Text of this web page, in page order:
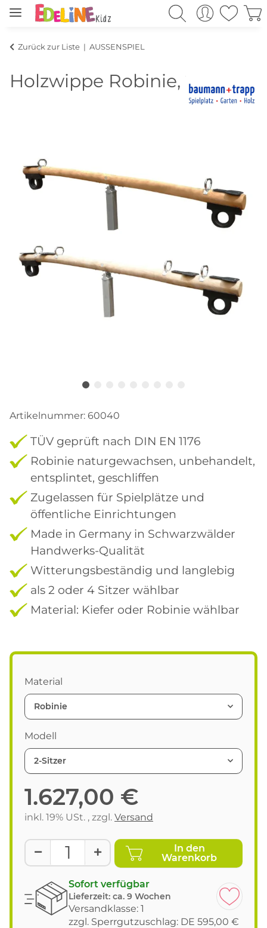
Zurück zur Liste AUSSENSPIEL
Holzwippe Robinie, 2 Sitze
Artikelnummer: 60040
TÜV geprüft nach DIN EN 1176
Robinie naturgewachsen, unbehandelt,
entsplintet, geschliffen
Zugelassen für Spielplätze und
öffentliche Einrichtungen
Made in Germany in Schwarzwälder
Handwerks-Qualität
Witterungsbeständig und langlebig
als 2 oder 4 Sitzer wählbar
Material: Kiefer oder Robinie wählbar
Material
Robinie
Modell
2-Sitzer
1.627,00 €
inkl. 19% USt. , zzgl. Versand
In den
Warenkorb
Sofort verfügbar
Lieferzeit: ca. 9 Wochen
Versandklasse: 1
zzgl. Sperrgutzuschlag: DE 595,00 €